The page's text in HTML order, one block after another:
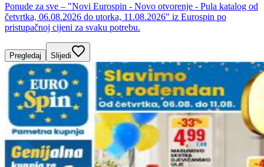
Ponude za sve – "Novi Eurospin - Novo otvorenje - Pula katalog od
četvrtka, 06.08.2026 do utorka, 11.08.2026" iz Eurospin po
pristupačnoj cijeni za svaku potrebu.
Pregledaj Slijedi